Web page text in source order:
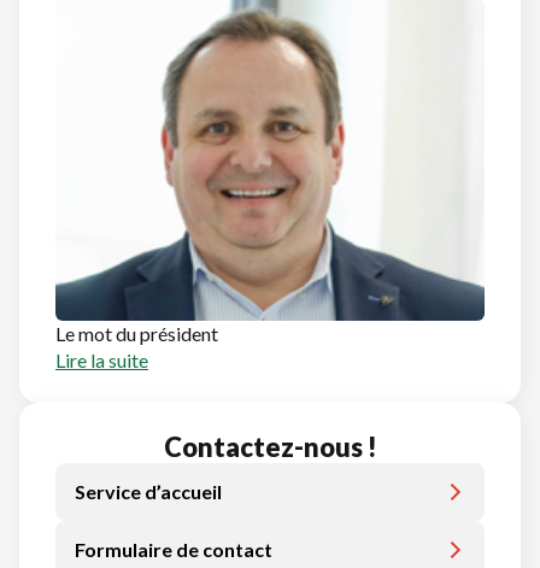
Le mot du président
Lire la suite
Contactez-nous !
Service d’accueil
Formulaire de contact